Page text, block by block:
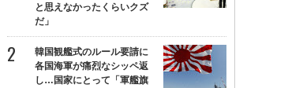
と思えなかったくらいクズ
だ」
韓国観艦式のルール要請に
各国海軍が痛烈なシッペ返
し…国家にとって「軍艦旗